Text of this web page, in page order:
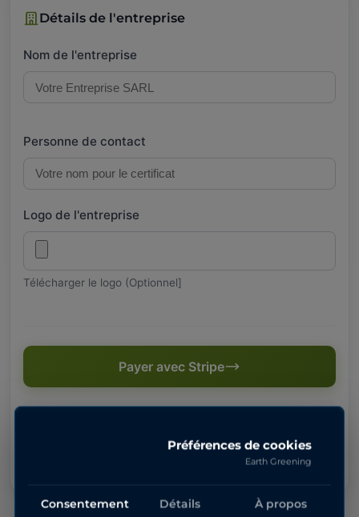
Détails de l'entreprise
Nom de l'entreprise
Personne de contact
Logo de l'entreprise
Télécharger le logo (Optionnel]
Payer avec Stripe
Préférences de cookies
Earth Greening
Consentement Détails À propos